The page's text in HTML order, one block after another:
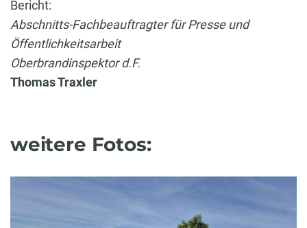
Bericht:
Abschnitts-Fachbeauftragter für Presse und
Öffentlichkeitsarbeit
Oberbrandinspektor d.F.
Thomas Traxler
weitere Fotos: